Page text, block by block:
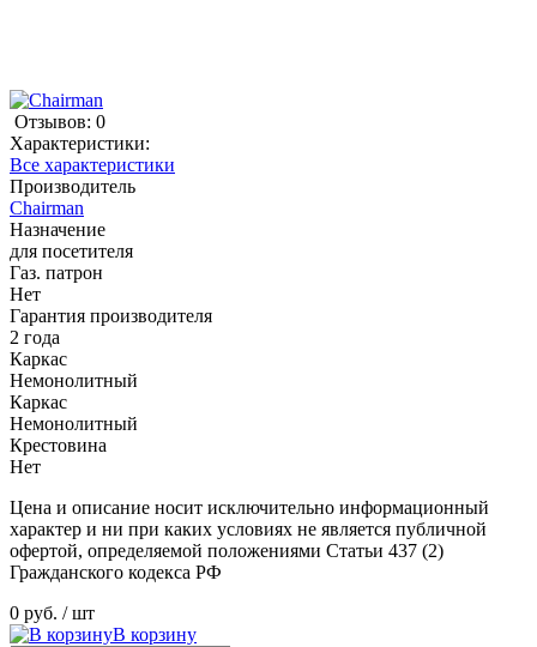
Отзывов: 0
Характеристики:
Все характеристики
Производитель
Chairman
Назначение
для посетителя
Газ. патрон
Нет
Гарантия производителя
2 года
Каркас
Немонолитный
Каркас
Немонолитный
Крестовина
Нет
Цена и описание носит исключительно информационный
характер и ни при каких условиях не является публичной
офертой, определяемой положениями Статьи 437 (2)
Гражданского кодекса РФ
0 руб. / шт
В корзину